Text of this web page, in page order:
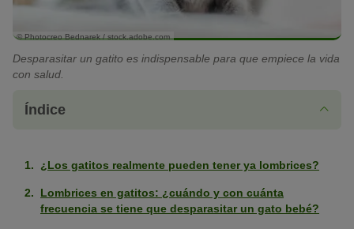
© Photocreo Bednarek / stock.adobe.com
Desparasitar un gatito es indispensable para que empiece la vida
con salud.
Índice
¿Los gatitos realmente pueden tener ya lombrices?
Lombrices en gatitos: ¿cuándo y con cuánta
frecuencia se tiene que desparasitar un gato bebé?